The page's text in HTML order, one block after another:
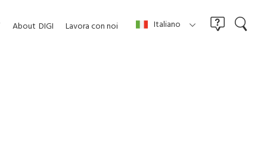
About DIGI Lavora con noi Italiano